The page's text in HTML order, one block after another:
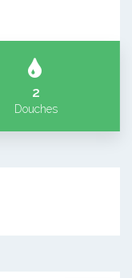
2
Douches